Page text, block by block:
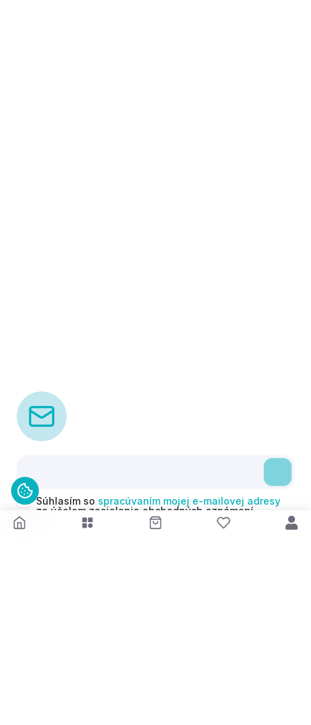
Súhlasím so spracúvaním mojej e-mailovej adresy
za účelom zasielania obchodných oznámení
(newsletterov) v súlade s čl. 6 ods. 1 písm. a)
Nariadenia GDPR. Svoj súhlas môžem kedykoľvek